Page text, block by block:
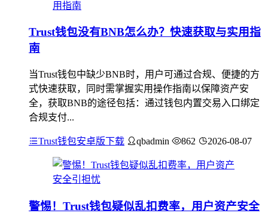
Trust钱包没有BNB怎么办？快速获取与实用指
南
当Trust钱包中缺少BNB时，用户可通过合规、便捷的方
式快速获取，同时需掌握实用操作指南以保障资产安
全，获取BNB的途径包括：通过钱包内置交易入口绑定
合规支付...
Trust钱包安卓版下载 qbadmin 862 2026-08-07
警惕！Trust钱包疑似乱扣费率，用户资产安全